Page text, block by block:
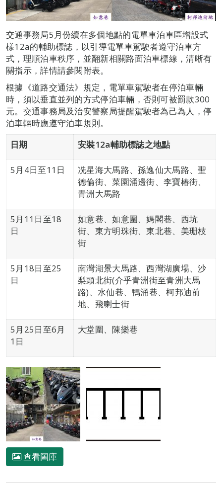
交通事務局5月份續在多個地點的電單車泊車區增設式
樣12a的輔助標誌，以引導電單車駕駛者遵守泊車方
式，理順泊車秩序，並翻新相關路面泊車標線，清晰有
關指示，詳情請參閱附表。
根據《道路交通法》規定，電單車駕駛者在停泊車輛
時，須以垂直並列的方式停泊車輛，否則可被罰款300
元。交通事務局及治安警察局提醒駕駛者為己為人，停
泊車輛時應遵守泊車規則。
日期
安裝12a輔助標誌之地點
5月4日至11日
冼星海大馬路、孫逸仙大馬路、聖
德倫街、菜園涌邊街、李寶椿街、
青洲大馬路
5月11日至18
日
如意巷、如意圍、媽閣巷、西坑
街、東方明珠街、東北巷、美珊枝
街
5月18日至25
日
南灣湖景大馬路、西灣湖廣場、沙
梨頭北街(介乎青洲街至青洲大馬
路)、水仙巷、鴨涌巷、柯邦迪前
地、飛喇士街
5月25日至6月
1日
大堂圍、陳樂巷
查看圖庫